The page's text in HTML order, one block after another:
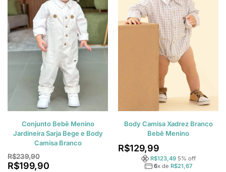
Conjunto Bebê Menino
Jardineira Sarja Bege e Body
Camisa Branco
R$239,90
R$199,90
Body Camisa Xadrez Branco
Bebê Menino
R$129,99
R$123,49 5% off
6x de R$21,67